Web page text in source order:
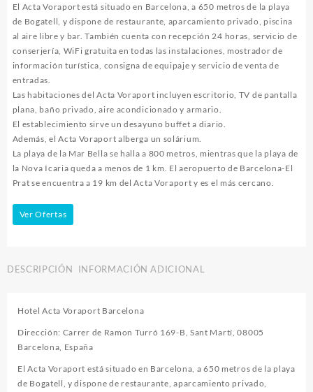
El Acta Voraport está situado en Barcelona, a 650 metros de la playa
de Bogatell, y dispone de restaurante, aparcamiento privado, piscina
al aire libre y bar. También cuenta con recepción 24 horas, servicio de
conserjería, WiFi gratuita en todas las instalaciones, mostrador de
información turística, consigna de equipaje y servicio de venta de
entradas.
Las habitaciones del Acta Voraport incluyen escritorio, TV de pantalla
plana, baño privado, aire acondicionado y armario.
El establecimiento sirve un desayuno buffet a diario.
Además, el Acta Voraport alberga un solárium.
La playa de la Mar Bella se halla a 800 metros, mientras que la playa de
la Nova Icaria queda a menos de 1 km. El aeropuerto de Barcelona-El
Prat se encuentra a 19 km del Acta Voraport y es el más cercano.
Ver Ofertas
DESCRIPCIÓN INFORMACIÓN ADICIONAL
Hotel Acta Voraport Barcelona
Dirección: Carrer de Ramon Turró 169-B, Sant Martí, 08005
Barcelona, España
El Acta Voraport está situado en Barcelona, a 650 metros de la playa
de Bogatell, y dispone de restaurante, aparcamiento privado,